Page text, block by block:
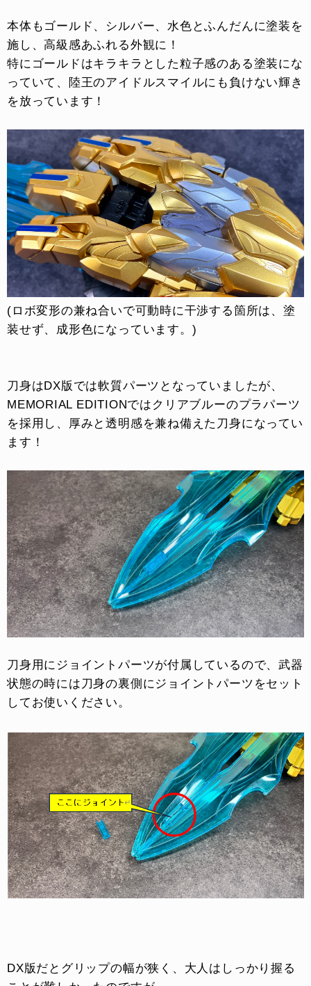
本体もゴールド、シルバー、水色とふんだんに塗装を
施し、高級感あふれる外観に！
特にゴールドはキラキラとした粒子感のある塗装にな
っていて、陸王のアイドルスマイルにも負けない輝き
を放っています！
(ロボ変形の兼ね合いで可動時に干渉する箇所は、塗
装せず、成形色になっています。)
刀身はDX版では軟質パーツとなっていましたが、
MEMORIAL EDITIONではクリアブルーのプラパーツ
を採用し、厚みと透明感を兼ね備えた刀身になってい
ます！
刀身用にジョイントパーツが付属しているので、武器
状態の時には刀身の裏側にジョイントパーツをセット
してお使いください。
DX版だとグリップの幅が狭く、大人はしっかり握る